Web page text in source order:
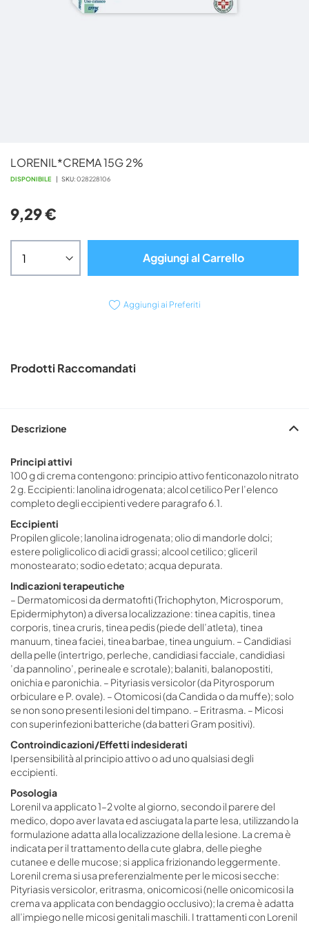
LORENIL*CREMA 15G 2%
DISPONIBILE SKU 028228106
9,29 €
Aggiungi al Carrello
Aggiungi ai Preferiti
all'inizio
della
immagini
Prodotti Raccomandati
Descrizione
Principi attivi
100 g di crema contengono: principio attivo fenticonazolo nitrato
2 g. Eccipienti: lanolina idrogenata; alcol cetilico Per l’elenco
completo degli eccipienti vedere paragrafo 6.1.
Eccipienti
Propilen glicole; lanolina idrogenata; olio di mandorle dolci;
estere poliglicolico di acidi grassi; alcool cetilico; gliceril
monostearato; sodio edetato; acqua depurata.
Indicazioni terapeutiche
– Dermatomicosi da dermatofiti (Trichophyton, Microsporum,
Epidermiphyton) a diversa localizzazione: tinea capitis, tinea
corporis, tinea cruris, tinea pedis (piede dell’atleta), tinea
manuum, tinea faciei, tinea barbae, tinea unguium. – Candidiasi
della pelle (intertrigo, perleche, candidiasi facciale, candidiasi
’da pannolino’, perineale e scrotale); balaniti, balanopostiti,
onichia e paronichia. – Pityriasis versicolor (da Pityrosporum
orbiculare e P. ovale). – Otomicosi (da Candida o da muffe); solo
se non sono presenti lesioni del timpano. – Eritrasma. – Micosi
con superinfezioni batteriche (da batteri Gram positivi).
Controindicazioni/Effetti indesiderati
Ipersensibilità al principio attivo o ad uno qualsiasi degli
eccipienti.
Posologia
Lorenil va applicato 1–2 volte al giorno, secondo il parere del
medico, dopo aver lavata ed asciugata la parte lesa, utilizzando la
formulazione adatta alla localizzazione della lesione. La crema è
indicata per il trattamento della cute glabra, delle pieghe
cutanee e delle mucose; si applica frizionando leggermente.
Lorenil crema si usa preferenzialmente per le micosi secche:
Pityriasis versicolor, eritrasma, onicomicosi (nelle onicomicosi la
crema va applicata con bendaggio occlusivo); la crema è adatta
all’impiego nelle micosi genitali maschili. I trattamenti con Lorenil